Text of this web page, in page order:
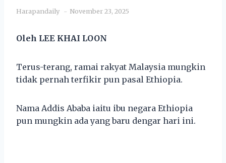
Harapandaily November 23, 2025
Oleh LEE KHAI LOON
Terus-terang, ramai rakyat Malaysia mungkin
tidak pernah terfikir pun pasal Ethiopia.
Nama Addis Ababa iaitu ibu negara Ethiopia
pun mungkin ada yang baru dengar hari ini.